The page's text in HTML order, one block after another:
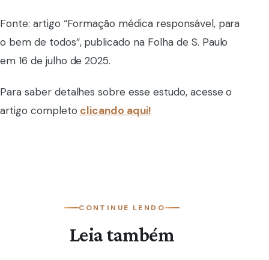
Fonte: artigo “Formação médica responsável, para
o bem de todos”, publicado na Folha de S. Paulo
em 16 de julho de 2025.
Para saber detalhes sobre esse estudo, acesse o
artigo completo clicando aqui!
CONTINUE LENDO
Leia também